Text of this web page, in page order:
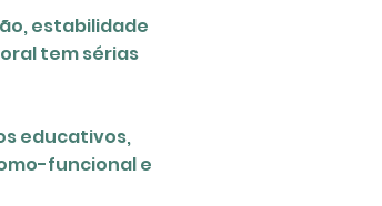
estabilidade
tem sérias
educativos,
funcional e